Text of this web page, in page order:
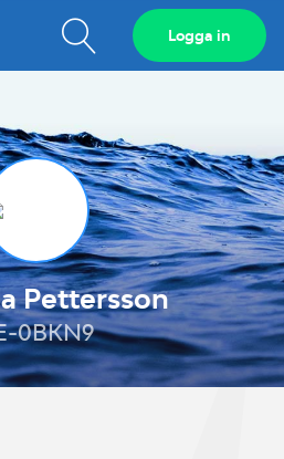
Visa
sökfält
Logga in
Pettersson
0BKN9